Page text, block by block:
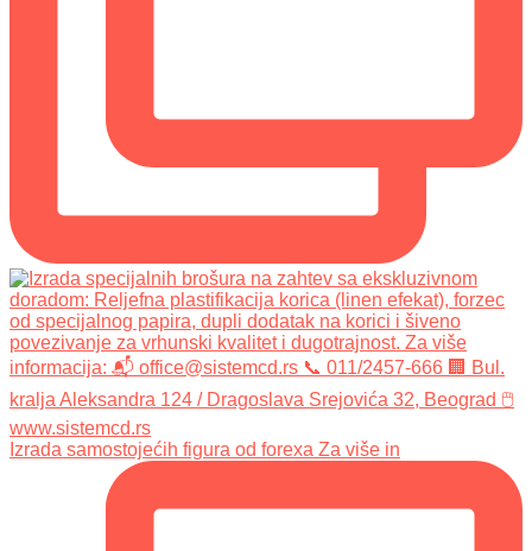
Izrada samostojećih figura od forexa Za više in